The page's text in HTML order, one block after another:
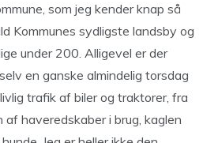
som jeg kender knap så
Kommunes sydligste landsby og
under 200. Alligevel er der
en ganske almindelig torsdag
trafik af biler og traktorer, fra
haveredskaber i brug, kaglen